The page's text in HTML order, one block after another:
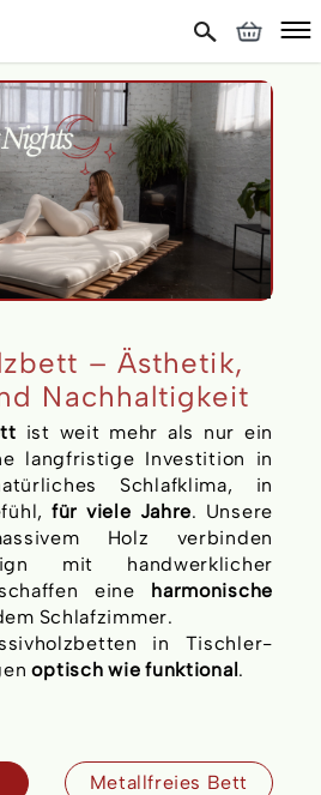
– Ästhetik,
Nachhaltigkeit
ist weit mehr als nur ein
langfristige Investition in
Schlafklima, in
für viele Jahre. Unsere
Holz verbinden
mit handwerklicher
eine harmonische
Schlafzimmer.
in Tischler-
optisch wie funktional.
Metallfreies Bett